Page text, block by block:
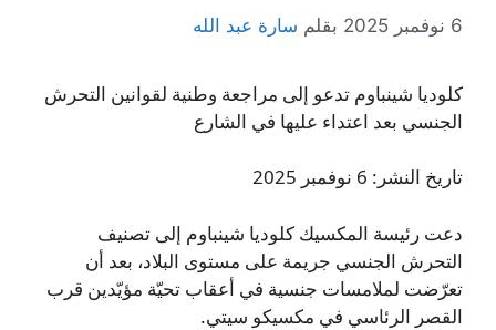
6 نوفمبر 2025 بقلم سارة عبد الله
كلوديا شينباوم تدعو إلى مراجعة وطنية لقوانين التحرش
الجنسي بعد اعتداء عليها في الشارع
تاريخ النشر: 6 نوفمبر 2025
دعت رئيسة المكسيك كلوديا شينباوم إلى تصنيف
التحرش الجنسي جريمة على مستوى البلاد، بعد أن
تعرّضت لملامسات جنسية في أعقاب تحيّة مؤيّدين قرب
القصر الرئاسي في مكسيكو سيتي.